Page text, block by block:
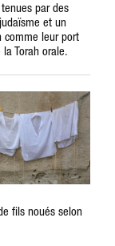
par des
et un
comme leur port
Torah orale.
fils noués selon